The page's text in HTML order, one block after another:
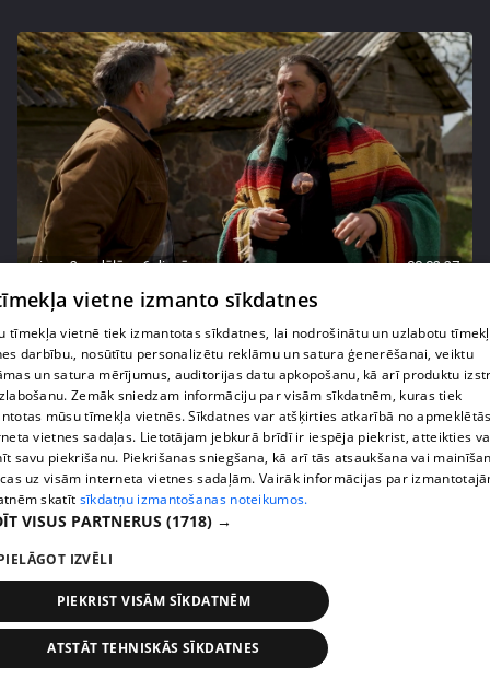
pirms 2 nedēļām, 6 dienām 00:02:27
Raivis Vidzis atklāj attiecību aizkulises
71. epizode
pirms 2 nedēļām, 6 dienām
Magone sarūpē īpašu dāvanu savai draudzenei
Evitai
vietne izmanto sīkdatnes
tīmekļa vietnē tiek izmantotas sīkdatnes, lai nodrošinātu un uzlabotu
darbību., nosūtītu personalizētu reklāmu un satura ģenerēšanai, veiktu
un satura mērījumus, auditorijas datu apkopošanu, kā arī produktu
Zemāk sniedzam informāciju par visām sīkdatnēm, kuras tiek
mūsu tīmekļa vietnēs. Sīkdatnes var atšķirties atkarībā no
vietnes sadaļas. Lietotājam jebkurā brīdī ir iespēja piekrist, atteikties
savu piekrišanu. Piekrišanas sniegšana, kā arī tās atsaukšana vai
uz visām interneta vietnes sadaļām. Vairāk informācijas par
skatīt sīkdatņu izmantošanas noteikumos.
VISUS PARTNERUS (1718) →
IZVĒLI
PIEKRIST VISĀM SĪKDATNĒM
ATSTĀT TEHNISKĀS SĪKDATNES